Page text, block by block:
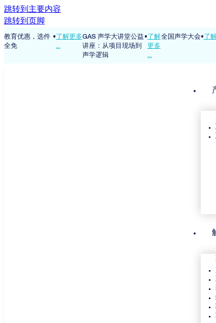
跳转到主要内容
跳转到页脚
教育优惠，选件
全免
• 了解更多
...
GAS 声学大讲堂公益
讲座：从项目现场到
声学逻辑
• 了解
更多
...
全国声学大会• 了